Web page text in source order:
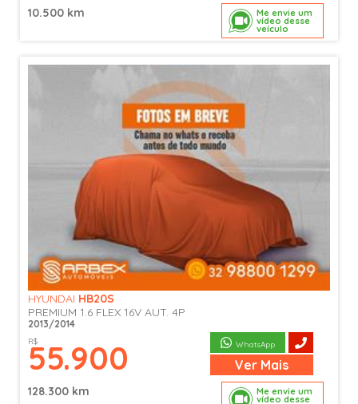
Me envie um
vídeo desse
veículo
10.500 km
Me envie um
vídeo desse
HYUNDAI HB20S
PREMIUM 1.6 FLEX 16V AUT. 4P
2013/2014
R$
55.900 WhatsApp
Ver Mais
128.300 km